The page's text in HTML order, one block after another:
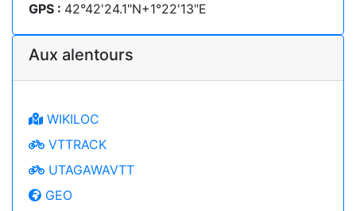
GPS : 42°42'24.1"N+1°22'13"E
Aux alentours
WIKILOC
VTTRACK
UTAGAWAVTT
GEO